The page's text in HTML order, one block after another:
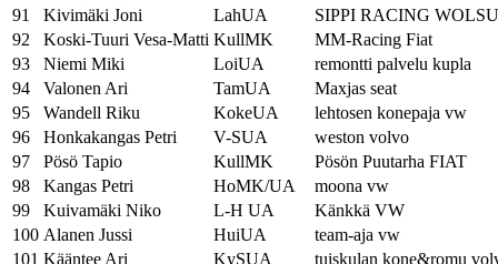
91
Kivimäki Joni LahUA
SIPPI RACING WOLSU
92
Koski-Tuuri Vesa-Matti KullMK
MM-Racing Fiat
93
Niemi Miki LoiUA
remontti palvelu kupla
94
Valonen Ari TamUA
Maxjas seat
95
Wandell Riku KokeUA
lehtosen konepaja vw
96
Honkakangas Petri V-SUA
weston volvo
97
Pösö Tapio KullMK
Pösön Puutarha FIAT
98
Kangas Petri HoMK/UA
moona vw
99
Kuivamäki Niko L-H UA
Känkkä VW
100 Alanen Jussi HuiUA
team-aja vw
101 Kääntee Ari KySUA
tuiskulan kone&romu